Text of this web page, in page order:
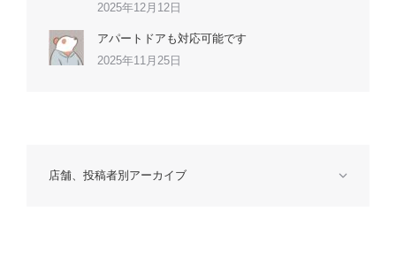
2025年12月12日
アパートドアも対応可能です
2025年11月25日
店舗、投稿者別アーカイブ